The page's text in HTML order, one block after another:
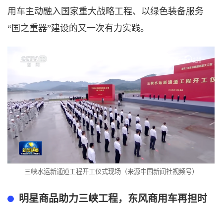
用车主动融入国家重大战略工程、以绿色装备服务
“国之重器”建设的又一次有力实践。
三峡水运新通道工程开工仪式现场（来源中国新闻社视频号）
明星商品助力三峡工程，东风商用车再担时